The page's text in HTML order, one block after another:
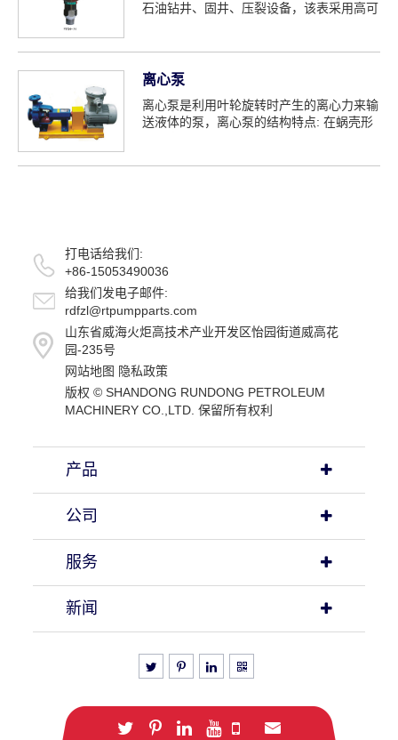
石油钻井、固井、压裂设备，该表采用高可
离心泵
离心泵是利用叶轮旋转时产生的离心力来输
送液体的泵，离心泵的结构特点: 在蜗壳形
打电话给我们:
+86-15053490036
给我们发电子邮件:
rdfzl@rtpumpparts.com
山东省威海火炬高技术产业开发区怡园街道威高花
园-235号
网站地图 隐私政策
版权 © SHANDONG RUNDONG PETROLEUM
MACHINERY CO.,LTD. 保留所有权利
产品
公司
服务
新闻
